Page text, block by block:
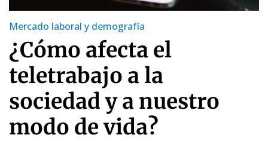
Mercado laboral y demografía
¿Cómo afecta el
teletrabajo a la
sociedad y a nuestro
modo de vida?